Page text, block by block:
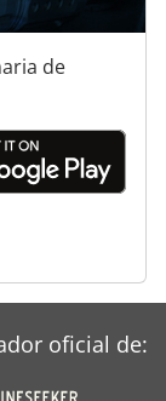
de
oficial de: